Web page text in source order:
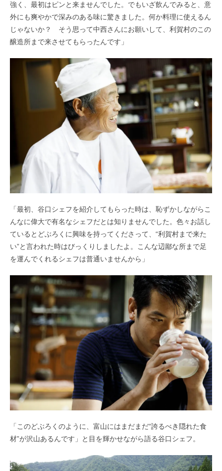
強く、最初はピンと来ませんでした。でもいざ飲んでみると、意
外にも爽やかで深みのある味に驚きました。何か料理に使えるん
じゃないか？ そう思って中西さんにお願いして、利賀村のこの
醸造所まで来させてもらったんです」
「最初、谷口シェフを紹介してもらった時は、恥ずかしながらこ
んなに偉大で有名なシェフだとは知りませんでした。色々お話し
ているとどぶろくに興味を持ってくださって、“利賀村まで来た
い”と言われた時はびっくりしましたよ。こんな辺鄙な所まで足
を運んでくれるシェフは普通いませんから」
「このどぶろくのように、富山にはまだまだ“誇るべき隠れた食
材”が沢山あるんです」と目を輝かせながら語る谷口シェフ。